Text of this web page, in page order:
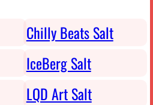
Chilly Beats Salt
IceBerg Salt
LQD Art Salt